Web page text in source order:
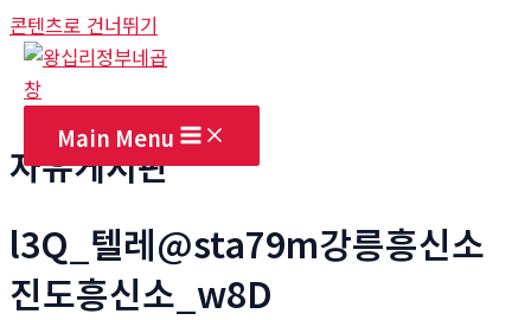
콘텐츠로 건너뛰기
Main Menu
자유게시판
l3Q_텔레@sta79m강릉흥신소
진도흥신소_w8D